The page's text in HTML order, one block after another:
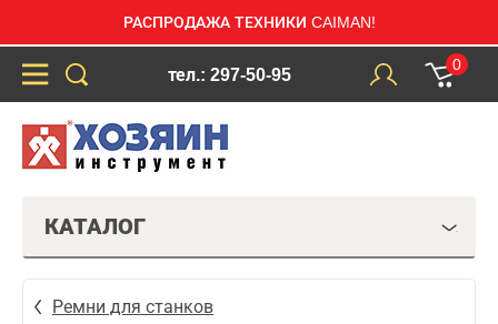
РАСПРОДАЖА ТЕХНИКИ CAIMAN!
тел.: 297-50-95
0
КАТАЛОГ
Ремни для станков